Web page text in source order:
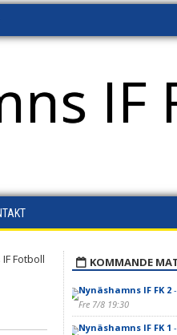
IF
KOMMANDE
Nynäshamns IF FK 2-
Fre 7/8 19:30
Nynäshamns IF FK 1